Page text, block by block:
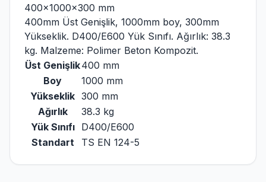
400x1000x300 mm
400mm Üst Genişlik, 1000mm boy, 300mm
Yükseklik. D400/E600 Yük Sınıfı. Ağırlık: 38.3
kg. Malzeme: Polimer Beton Kompozit.
Üst Genişlik400 mm
Boy
1000 mm
Yükseklik 300 mm
Ağırlık
38.3 kg
Yük Sınıfı
D400/E600
Standart
TS EN 124-5